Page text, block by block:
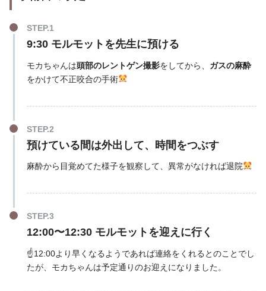
9:30 モルモットを先生に預ける
モカちゃんは頭部のレントゲン撮影をしてから、 ガスの麻酔
をかけて不正咬合の手術
預けている間は外出して、時間をつぶす
麻酔から目覚めてた様子を観察して、異常がなければ退院
12:00〜12:30 モルモットを迎えに行く
☝️12:00より早くなるようであれば連絡をくれるとのことでし
たが、モカちゃんは予定通りのお迎えになりました。